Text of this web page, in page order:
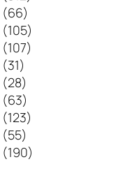
(66)
(105)
(107)
(31)
(28)
(63)
(123)
(55)
(190)